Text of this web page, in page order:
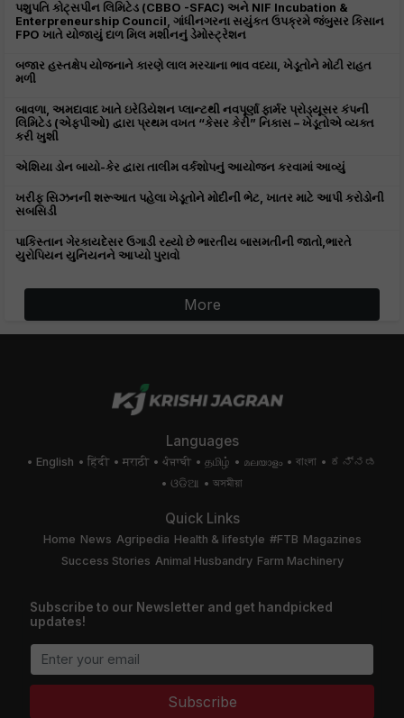
પશુપતિ કોટ્સપીન લિમિટેડ (CBBO -SFAC) અને NIF Incubation &
Enterpreneurship Council, ગાંધીનગરના સયુંકત ઉપક્રમે જંબુસર કિસાન
FPO ખાતે યોજાયું દાળ મિલ મશીનનું ડેમોસ્ટ્રેશન
બજાર હસ્તક્ષેપ યોજનાને કારણે લાલ મરચાના ભાવ વધ્યા, ખેડૂતોને મોટી રાહત
મળી
બાવળા, અમદાવાદ ખાતે ઇરેડિયેશન પ્લાન્ટથી નવપૂર્ણા ફાર્મર પ્રોડ્યૂસર કંપની
લિમિટેડ (એફપીઓ) દ્વારા પ્રથમ વખત “કેસર કેરી” નિકાસ – ખેડૂતોએ વ્યક્ત
કરી ખુશી
એશિયા ડોન બાયો-કેર દ્વારા તાલીમ વર્કશોપનું આયોજન કરવામાં આવ્યું
ખરીફ સિઝનની શરૂઆત પહેલા ખેડૂતોને મોદીની ભેટ, ખાતર માટે આપી કરોડોની
સબસિડી
પાકિસ્તાન ગેરકાયદેસર ઉગાડી રહ્યો છે ભારતીય બાસમતીની જાતો,ભારતે
યુરોપિયન યુનિયનને આપ્યો પુરાવો
More
Languages
English हिंदी मराठी ਪੰਜਾਬੀ தமிழ் മലയാളം বাংলা
ಕನ್ನಡ
ଓଡିଆ
অসমীয়া
Quick Links
Home News Agripedia Health & lifestyle #FTB Magazines
Success Stories Animal Husbandry Farm Machinery
Subscribe to our Newsletter and get handpicked
updates!
Subscribe